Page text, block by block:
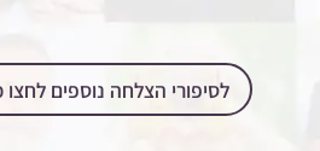
לסיפורי הצלחה נוספים לחצו